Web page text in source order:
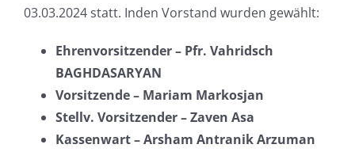
03.03.2024 statt. Inden Vorstand wurden gewählt:
Ehrenvorsitzender – Pfr. Vahridsch
BAGHDASARYAN
Vorsitzende – Mariam Markosjan
Stellv. Vorsitzender – Zaven Asa
Kassenwart – Arsham Antranik Arzuman